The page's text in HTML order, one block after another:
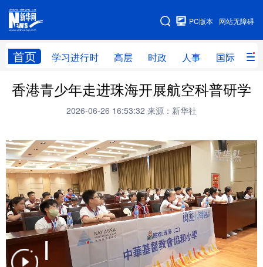
网站无障碍
PC版本
首页 学习进行时 高层 时政 人事 国际 财
网站地图
学习进行时 高层 时政 人事
财经 网评
台湾 思客智库 全球连线 教育
科技 科创 量子 体育
文化 书画 健康 军事
访谈 视频 图片
法律 中央文件 金融 汽车
食品 人居 信息化 数字经济
香港青少年走进珠海开展航空科普研学
2026-06-26 16:53:32 来源：新华社